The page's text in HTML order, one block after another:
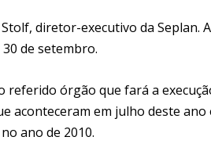
diretor-executivo da Seplan. A
de setembro.
referido órgão que fará a
aconteceram em julho deste ano
ano de 2010.